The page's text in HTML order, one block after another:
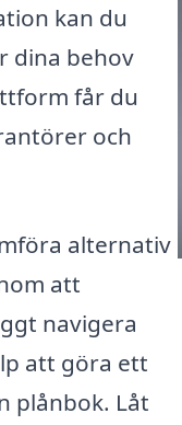
kan du
dina behov
får du
och
alternativ
att
navigera
att göra ett
plånbok. Låt